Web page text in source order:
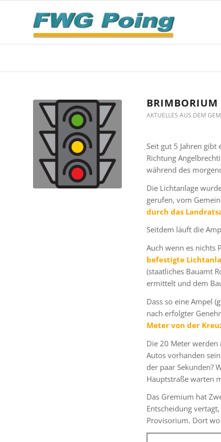
BRIMBORIUM
AKTUELLES AUS DEM
Seit gut 5 Jahren gibt
Richtung
während des
Die Lichtanlage
gerufen, vom
durch das
Seitdem läuft die
Auch wenn es nichts
befestigte
(staatliches Bauamt
ermittelt und dem
Dass so eine Ampel
nach erfolgter
Meter von der
Die 20 Meter
Autos vorhanden
der paar Sekunden?
Hauptstraße warten
Das Gremium hat
Entscheidung
Provisorium. Dort